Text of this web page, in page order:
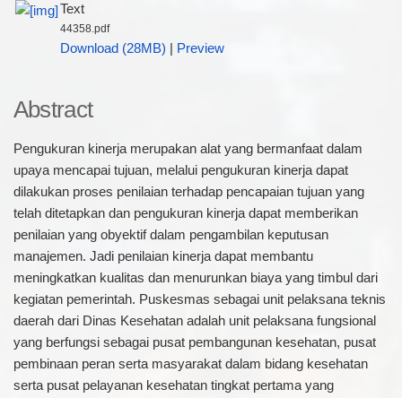
Text
44358.pdf
Download (28MB) Preview
Abstract
Pengukuran kinerja merupakan alat yang bermanfaat dalam
upaya mencapai tujuan, melalui pengukuran kinerja dapat
dilakukan proses penilaian terhadap pencapaian tujuan yang
telah ditetapkan dan pengukuran kinerja dapat memberikan
penilaian yang obyektif dalam pengambilan keputusan
manajemen. Jadi penilaian kinerja dapat membantu
meningkatkan kualitas dan menurunkan biaya yang timbul dari
kegiatan pemerintah. Puskesmas sebagai unit pelaksana teknis
daerah dari Dinas Kesehatan adalah unit pelaksana fungsional
yang berfungsi sebagai pusat pembangunan kesehatan, pusat
pembinaan peran serta masyarakat dalam bidang kesehatan
serta pusat pelayanan kesehatan tingkat pertama yang